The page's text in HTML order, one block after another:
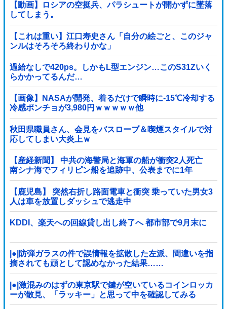
【動画】ロシアの空挺兵、パラシュートが開かずに墜落
してしまう。
【これは重い】江口寿史さん「自分の絵ごと、このジャ
ンルはそろそろ終わりかな」
過給なしで420ps。しかもL型エンジン…このS31Zいく
らかかってるんだ…
【画像】NASAが開発、着るだけで瞬時に-15℃冷却する
冷感ポンチョが3,980円ｗｗｗｗｗ他
秋田県職員さん、会見をバスローブ＆喫煙スタイルで対
応してしまい大炎上ｗ
【産経新聞】 中共の海警局と海軍の船が衝突2人死亡
南シナ海でフィリピン船を追跡中、公表までに1年
【鹿児島】 突然右折し路面電車と衝突 乗っていた男女3
人は車を放置しダッシュで逃走中
KDDI、楽天への回線貸し出し終了へ 都市部で9月末に
|●|防弾ガラスの件で誤情報を拡散した左派、間違いを指
摘されても頑として認めなかった結果……
|●|激混みのはずの東京駅で鍵が空いているコインロッカ
ーが散見、「ラッキー」と思って中を確認してみる
と……